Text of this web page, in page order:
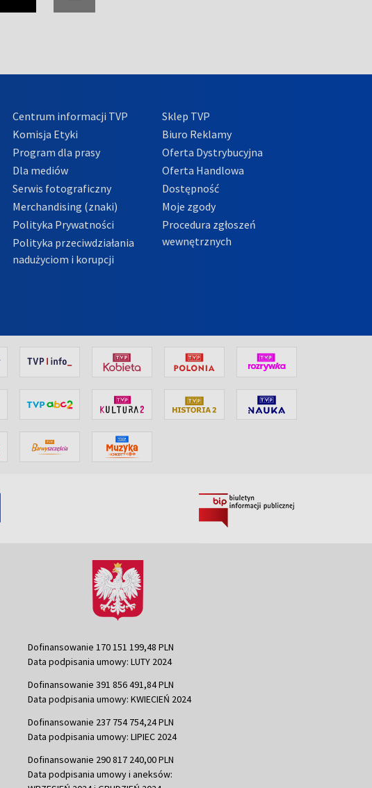
Centrum informacji TVP
Komisja Etyki
Program dla prasy
Dla mediów
Serwis fotograficzny
Merchandising (znaki)
Polityka Prywatności
Polityka przeciwdziałania
nadużyciom i korupcji
Sklep TVP
Biuro Reklamy
Oferta Dystrybucyjna
Oferta Handlowa
Dostępność
Moje zgody
Procedura zgłoszeń
wewnętrznych
Dofinansowanie 170 151 199,48 PLN
Data podpisania umowy: LUTY 2024
Dofinansowanie 391 856 491,84 PLN
Data podpisania umowy: KWIECIEŃ 2024
Dofinansowanie 237 754 754,24 PLN
Data podpisania umowy: LIPIEC 2024
Dofinansowanie 290 817 240,00 PLN
Data podpisania umowy i aneksów: